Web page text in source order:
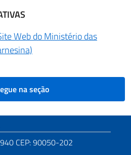
Web do Ministério das
na seção
CEP: 90050-202